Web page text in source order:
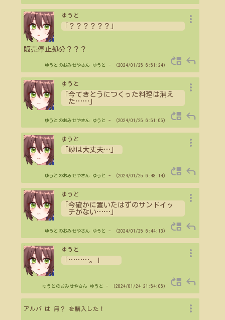
ゆうと
「？？？？？？」
販売停止処分？？？
more_vert
ゆうとのおみせやさん ゆうと - （2024/01/25 6:51:24） move_up reply
ゆうと
「今てきとうにつくった料理は消え
た……
more_vert
ゆうとのおみせやさん ゆうと - （2024/01/25 6:51:05） move_up reply
ゆうと
「砂は大丈夫… more_vert
ゆうとのおみせやさん ゆうと - （2024/01/25 6:48:14） move_up reply
ゆうと
「今確かに置いたはずのサンドイッ
チがない……
more_vert
ゆうとのおみせやさん ゆうと - （2024/01/25 6:44:13） move_up reply
ゆうと
………。」 more_vert
ゆうとのおみせやさん ゆうと - （2024/01/24 21:54:06） move_up reply
アルパ は 無？ を購入した！ more_vert